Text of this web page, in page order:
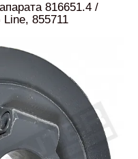
816651.4 /
855711